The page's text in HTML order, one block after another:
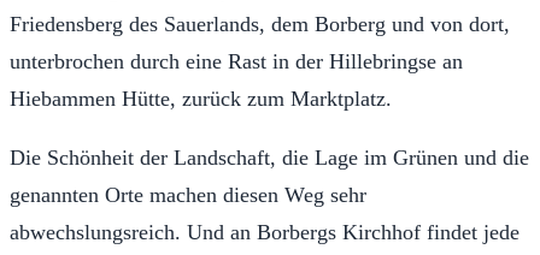
Friedensberg des Sauerlands, dem Borberg und von dort,
unterbrochen durch eine Rast in der Hillebringse an
Hiebammen Hütte, zurück zum Marktplatz.
Die Schönheit der Landschaft, die Lage im Grünen und die
genannten Orte machen diesen Weg sehr
abwechslungsreich. Und an Borbergs Kirchhof findet jede